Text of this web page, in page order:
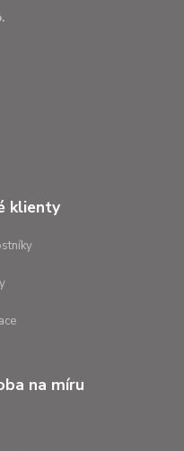
klienty
na míru